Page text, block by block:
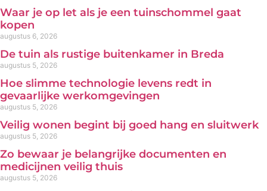
Waar je op let als je een tuinschommel gaat
kopen
augustus 6, 2026
De tuin als rustige buitenkamer in Breda
augustus 5, 2026
Hoe slimme technologie levens redt in
gevaarlijke werkomgevingen
augustus 5, 2026
Veilig wonen begint bij goed hang en sluitwerk
augustus 5, 2026
Zo bewaar je belangrijke documenten en
medicijnen veilig thuis
augustus 5, 2026